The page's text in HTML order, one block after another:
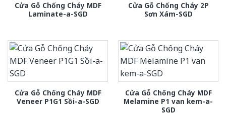
Cửa Gỗ Chống Cháy MDF
Laminate-a-SGD
Cửa Gỗ Chống Cháy 2P
Sơn Xám-SGD
Cửa Gỗ Chống Cháy MDF
Veneer P1G1 Sồi-a-SGD
Cửa Gỗ Chống Cháy MDF
Melamine P1 van kem-a-
SGD